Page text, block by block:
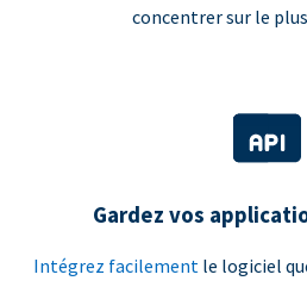
concentrer sur le
Gardez vos
Intégrez facilement le logiciel